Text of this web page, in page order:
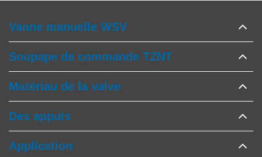
Vanne manuelle WSV
Soupape de commande TZNT
Matériau de la valve
Des appuis
Application